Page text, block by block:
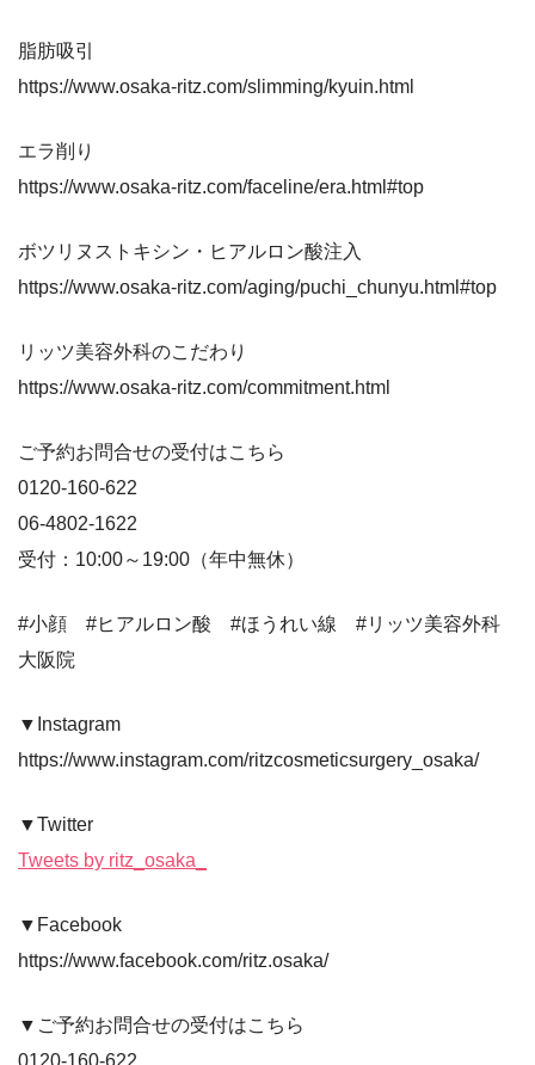
脂肪吸引
https://www.osaka-ritz.com/slimming/kyuin.html
エラ削り
https://www.osaka-ritz.com/faceline/era.html#top
ボツリヌストキシン・ヒアルロン酸注入
https://www.osaka-ritz.com/aging/puchi_chunyu.html#top
リッツ美容外科のこだわり
https://www.osaka-ritz.com/commitment.html
ご予約お問合せの受付はこちら
0120-160-622
06-4802-1622
受付：10:00～19:00（年中無休）
#小顔 #ヒアルロン酸 #ほうれい線 #リッツ美容外科
大阪院
▼Instagram
https://www.instagram.com/ritzcosmeticsurgery_osaka/
▼Twitter
Tweets by ritz_osaka_
▼Facebook
https://www.facebook.com/ritz.osaka/
▼ご予約お問合せの受付はこちら
0120-160-622